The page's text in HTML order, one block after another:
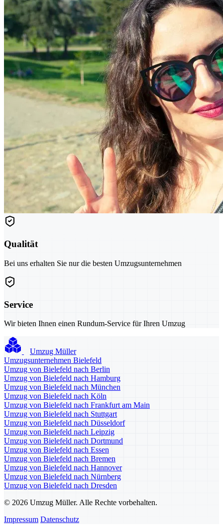
Qualität
Bei uns erhalten Sie nur die besten Umzugsunternehmen
Service
Wir bieten Ihnen einen Rundum-Service für Ihren Umzug
Umzug Müller
Umzugsunternehmen Bielefeld
Umzug von Bielefeld nach Berlin
Umzug von Bielefeld nach Hamburg
Umzug von Bielefeld nach München
Umzug von Bielefeld nach Köln
Umzug von Bielefeld nach Frankfurt am Main
Umzug von Bielefeld nach Stuttgart
Umzug von Bielefeld nach Düsseldorf
Umzug von Bielefeld nach Leipzig
Umzug von Bielefeld nach Dortmund
Umzug von Bielefeld nach Essen
Umzug von Bielefeld nach Bremen
Umzug von Bielefeld nach Hannover
Umzug von Bielefeld nach Nürnberg
Umzug von Bielefeld nach Dresden
© 2026 Umzug Müller. Alle Rechte vorbehalten.
Impressum Datenschutz